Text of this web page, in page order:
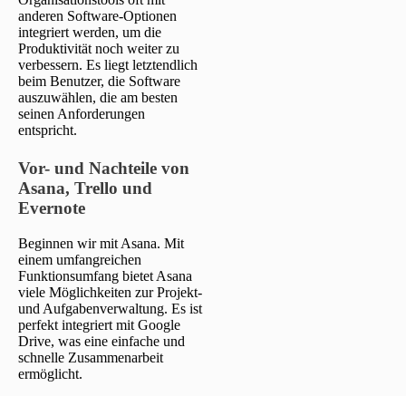
anderen Software-Optionen
integriert werden, um die
Produktivität noch weiter zu
verbessern. Es liegt letztendlich
beim Benutzer, die Software
auszuwählen, die am besten
seinen Anforderungen
entspricht.
Vor- und Nachteile von
Asana, Trello und
Evernote
Beginnen wir mit Asana. Mit
einem umfangreichen
Funktionsumfang bietet Asana
viele Möglichkeiten zur Projekt-
und Aufgabenverwaltung. Es ist
perfekt integriert mit Google
Drive, was eine einfache und
schnelle Zusammenarbeit
ermöglicht.